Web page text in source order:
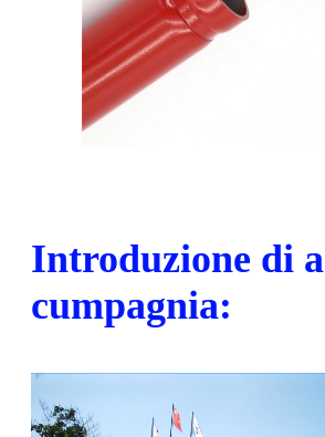
Introduzione di a
cumpagnia: